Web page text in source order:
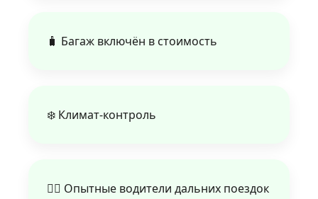
🧳 Багаж включён в стоимость
❄️ Климат‑контроль
👨‍✈️ Опытные водители дальних поездок